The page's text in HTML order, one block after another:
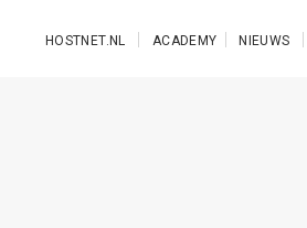
HOSTNET.NL ACADEMY NIEUWS